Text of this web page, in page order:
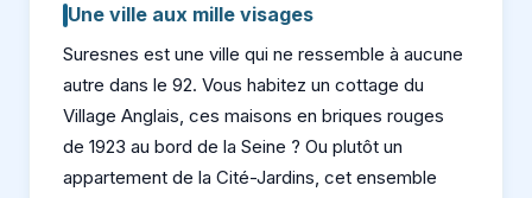
Une ville aux mille visages
Suresnes est une ville qui ne ressemble à aucune
autre dans le 92. Vous habitez un cottage du
Village Anglais, ces maisons en briques rouges
de 1923 au bord de la Seine ? Ou plutôt un
appartement de la Cité-Jardins, cet ensemble